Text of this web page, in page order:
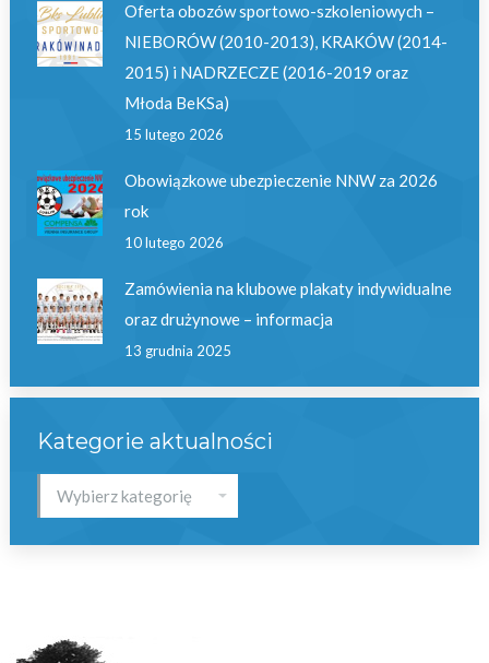
Oferta obozów sportowo-szkoleniowych –
NIEBORÓW (2010-2013), KRAKÓW (2014-
2015) i NADRZECZE (2016-2019 oraz
Młoda BeKSa)
15 lutego 2026
Obowiązkowe ubezpieczenie NNW za 2026
rok
10 lutego 2026
Zamówienia na klubowe plakaty indywidualne
oraz drużynowe – informacja
13 grudnia 2025
Kategorie aktualności
Kategorie
aktualności